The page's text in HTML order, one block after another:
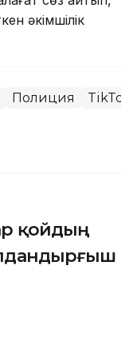
әкімшілік
Полиция TikTok
қойдың